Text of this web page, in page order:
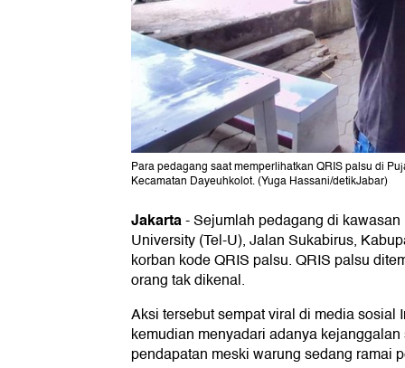
Para pedagang saat memperlihatkan QRIS palsu di
Kecamatan Dayeuhkolot. (Yuga Hassani/detikJabar)
Jakarta-Sejumlah pedagang di
University (Tel-U), Jalan Sukabirus,
korban kode QRIS palsu. QRIS palsu
orang tak dikenal.
Aksi tersebut sempat viral di media sosial
kemudian menyadari adanya
pendapatan meski warung sedang ramai